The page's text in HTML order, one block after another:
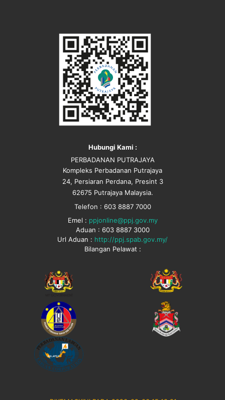
Hubungi Kami :
PERBADANAN PUTRAJAYA
Kompleks Perbadanan Putrajaya
24, Persiaran Perdana, Presint 3
62675 Putrajaya Malaysia.
Telefon : 603 8887 7000
Emel : ppjonline@ppj.gov.my
Aduan : 603 8887 3000
Url Aduan : http://ppj.spab.gov.my/
Bilangan Pelawat :